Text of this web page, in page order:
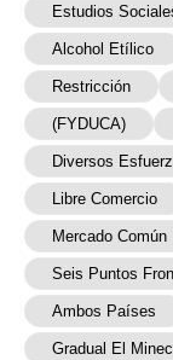
Estudios
Alcohol Etílico
Restricción
(FYDUCA)
Diversos
Libre Comercio
Mercado Común
Seis Puntos
Ambos Países
Gradual El Minec